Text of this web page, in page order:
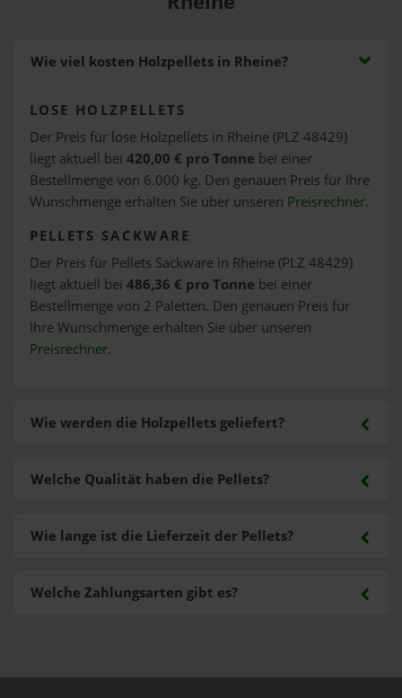
Wie viel kosten Holzpellets in Rheine?
LOSE HOLZPELLETS
Der Preis für lose Holzpellets in Rheine (PLZ 48429)
liegt aktuell bei 420,00 € pro Tonne bei einer
Bestellmenge von 6.000 kg. Den genauen Preis für Ihre
Wunschmenge erhalten Sie über unseren Preisrechner.
PELLETS SACKWARE
Der Preis für Pellets Sackware in Rheine (PLZ 48429)
liegt aktuell bei 486,36 € pro Tonne bei einer
Bestellmenge von 2 Paletten. Den genauen Preis für
Ihre Wunschmenge erhalten Sie über unseren
Preisrechner.
Wie werden die Holzpellets geliefert?
Welche Zahlungsarten gibt es?
Welche Qualität haben die Pellets?
Wie lange ist die Lieferzeit der Pellets?